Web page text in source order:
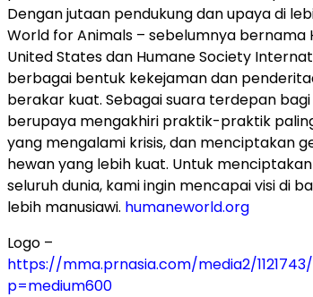
Dengan jutaan pendukung dan upaya di
World for Animals – sebelumnya bernama
United States dan Humane Society
berbagai bentuk kekejaman dan
berakar kuat. Sebagai suara terdepan
berupaya mengakhiri praktik-praktik
yang mengalami krisis, dan menciptakan
hewan yang lebih kuat. Untuk
seluruh dunia, kami ingin mencapai visi di
lebih manusiawi. humaneworld.org
Logo –
https://mma.prnasia.com/media2/
p=medium600